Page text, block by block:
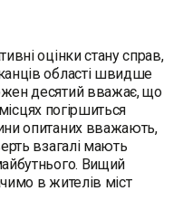
оцінки стану справ,
області швидше
десятий вважає, що
погіршиться
опитаних вважають,
взагалі мають
Вищий
в жителів міст